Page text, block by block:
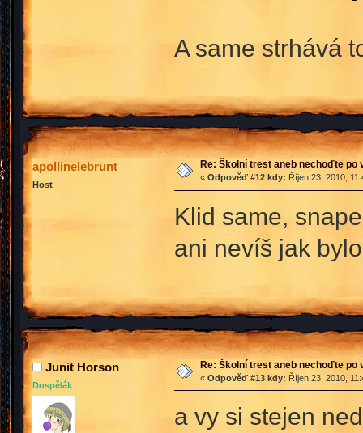
A same strhává
apollinelebrunt
Host
Re: Školní trest aneb nechoďte po
« Odpověď #12 kdy: Říjen 23, 2010,
Klid same,
ani nevíš jak
Junit Horson
Dospělák
Re: Školní trest aneb nechoďte po
« Odpověď #13 kdy: Říjen 23, 2010,
a vy si stejen